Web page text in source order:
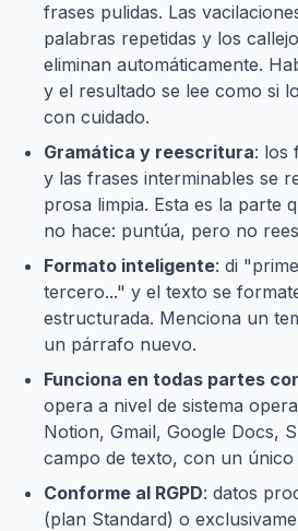
frases pulidas. Las
palabras repetidas y los
eliminan automáticamente.
y el resultado se lee como si
con cuidado.
Gramática y reescritura: los
y las frases interminables se
prosa limpia. Esta es la parte
no hace: puntúa, pero no
Formato inteligente: di
tercero..." y el texto se
estructurada. Menciona un
un párrafo nuevo.
Funciona en todas partes
opera a nivel de sistema
Notion, Gmail, Google Docs,
campo de texto, con un único
Conforme al RGPD: datos
(plan Standard) o